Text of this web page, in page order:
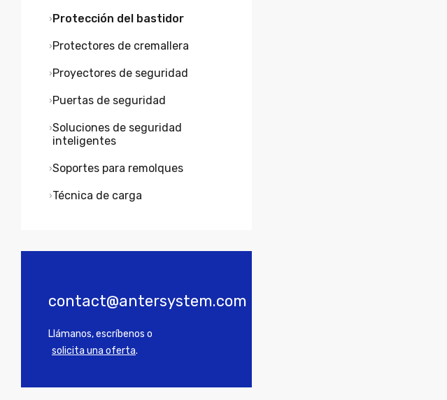
Protección del bastidor
Protectores de cremallera
Proyectores de seguridad
Puertas de seguridad
Soluciones de seguridad
inteligentes
Soportes para remolques
Técnica de carga
contact@antersystem.com
Llámanos, escríbenos o
solicita una oferta.